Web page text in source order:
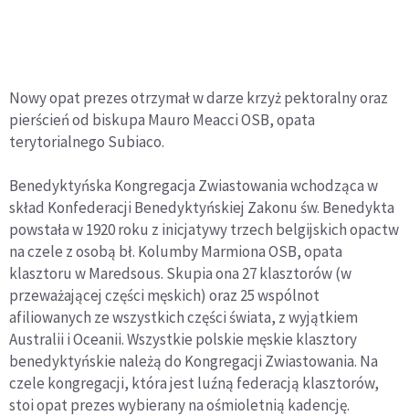
Nowy opat prezes otrzymał w darze krzyż pektoralny oraz
pierścień od biskupa Mauro Meacci OSB, opata
terytorialnego Subiaco.
Benedyktyńska Kongregacja Zwiastowania wchodząca w
skład Konfederacji Benedyktyńskiej Zakonu św. Benedykta
powstała w 1920 roku z inicjatywy trzech belgijskich opactw
na czele z osobą bł. Kolumby Marmiona OSB, opata
klasztoru w Maredsous. Skupia ona 27 klasztorów (w
przeważającej części męskich) oraz 25 wspólnot
afiliowanych ze wszystkich części świata, z wyjątkiem
Australii i Oceanii. Wszystkie polskie męskie klasztory
benedyktyńskie należą do Kongregacji Zwiastowania. Na
czele kongregacji, która jest luźną federacją klasztorów,
stoi opat prezes wybierany na ośmioletnią kadencję.